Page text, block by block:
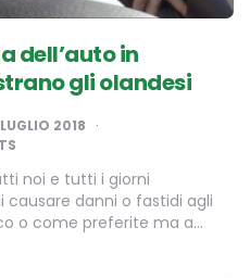
dell’auto in
gli olandesi
2018
noi e tutti i giorni
danni o fastidi agli
o come preferite ma a…